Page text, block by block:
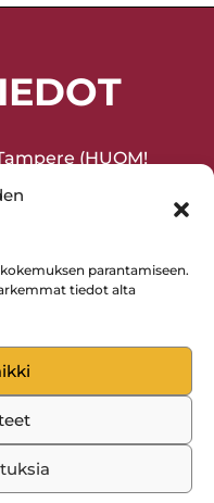
parantamiseen.
tiedot alta
(HUOM!
puolelta!)
2075377
594880
kotisivut: